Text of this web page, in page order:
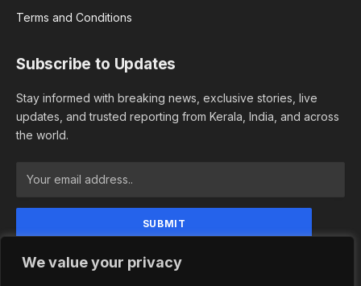
We value your privacy
Terms and Conditions
Subscribe to Updates
Stay informed with breaking news, exclusive stories, live
updates, and trusted reporting from Kerala, India, and across
the world.
By signing up, you agree to the our terms and our